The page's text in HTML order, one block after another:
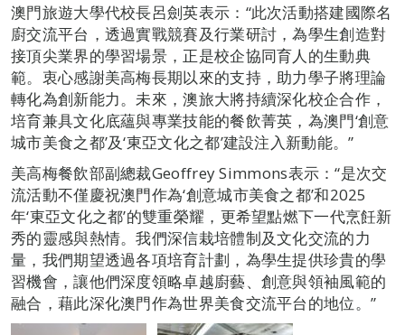
澳門旅遊大學代校長呂劍英表示：“此次活動搭建國際名
廚交流平台，透過實戰競賽及行業研討，為學生創造對
接頂尖業界的學習場景，正是校企協同育人的生動典
範。衷心感謝美高梅長期以來的支持，助力學子將理論
轉化為創新能力。未來，澳旅大將持續深化校企合作，
培育兼具文化底蘊與專業技能的餐飲菁英，為澳門‘創意
城市美食之都’及‘東亞文化之都’建設注入新動能。”
美高梅餐飲部副總裁Geoffrey Simmons表示：“是次交
流活動不僅慶祝澳門作為‘創意城市美食之都’和2025
年‘東亞文化之都’的雙重榮耀，更希望點燃下一代烹飪新
秀的靈感與熱情。我們深信栽培體制及文化交流的力
量，我們期望透過各項培育計劃，為學生提供珍貴的學
習機會，讓他們深度領略卓越廚藝、創意與領袖風範的
融合，藉此深化澳門作為世界美食交流平台的地位。”